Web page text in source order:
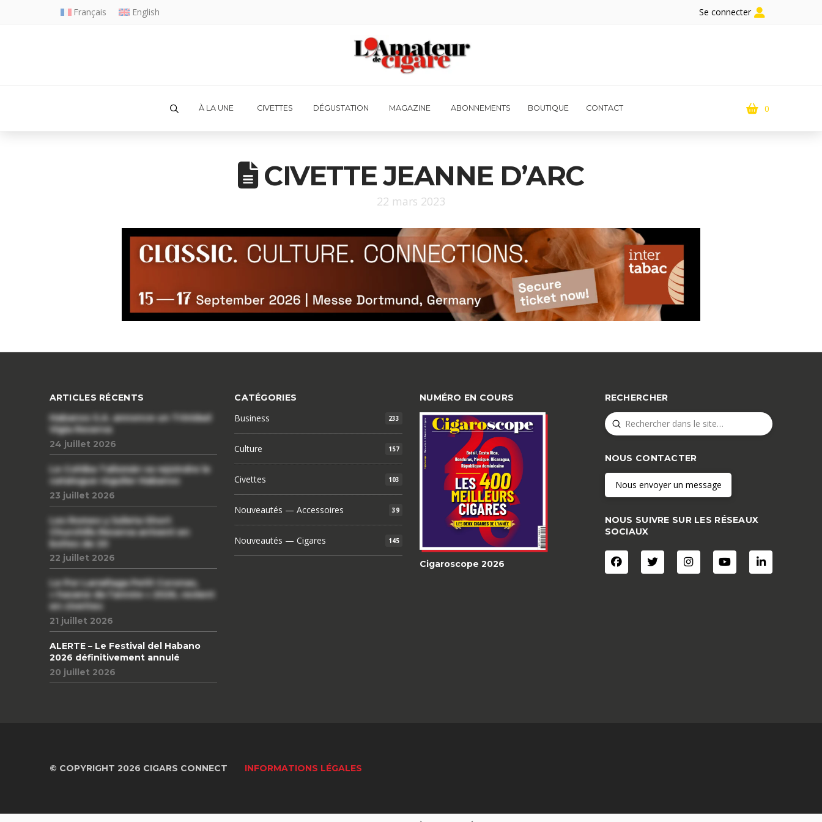
Français English Se connecter
À LA UNE CIVETTES DÉGUSTATION MAGAZINE ABONNEMENTS BOUTIQUE CONTACT 0
CIVETTE JEANNE D’ARC
22 mars 2023
ARTICLES RÉCENTS
Habanos S.A. annonce un Trinidad
Vigia Reserva
24 juillet 2026
Le Cohiba Talismán va rejoindre le
catalogue régulier Habanos
23 juillet 2026
Les Romeo y Julieta Short
Churchills Reserva arrivent en
boîtes de 20
22 juillet 2026
Le Por Larrañaga Petit Coronas,
« havane de l’année » 2026, revient
en civettes
21 juillet 2026
ALERTE – Le Festival del Habano
2026 définitivement annulé
20 juillet 2026
CATÉGORIES
Business 233
Culture 157
Civettes 103
Nouveautés — Accessoires 39
Nouveautés — Cigares 145
NUMÉRO EN COURS
Cigaroscope 2026
RECHERCHER
Search
Submit
NOUS CONTACTER
Nous envoyer un message
NOUS SUIVRE SUR LES RÉSEAUX
SOCIAUX
© COPYRIGHT 2026 CIGARS CONNECT INFORMATIONS LÉGALES